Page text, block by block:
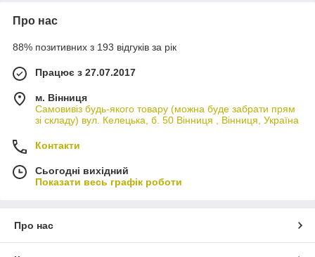
Про нас
88% позитивних з 193 відгуків за рік
Працює з 27.07.2017
м. Вінниця
Самовивіз будь-якого товару (можна буде забрати прям
зі складу) вул. Келецька, б. 50 Вінниця , Вінниця, Україна
Контакти
Сьогодні вихідний
Показати весь графік роботи
Про нас